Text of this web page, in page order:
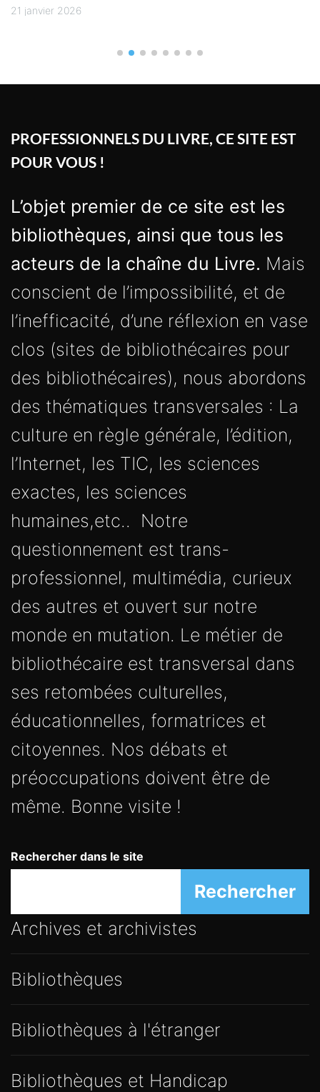
21 janvier 2026
PROFESSIONNELS DU LIVRE, CE SITE EST
POUR VOUS !
L’objet premier de ce site est les
bibliothèques, ainsi que tous les
acteurs de la chaîne du Livre. Mais
conscient de l’impossibilité, et de
l’inefficacité, d’une réflexion en vase
clos (sites de bibliothécaires pour
des bibliothécaires), nous abordons
des thématiques transversales : La
culture en règle générale, l’édition,
l’Internet, les TIC, les sciences
exactes, les sciences
humaines,etc.. Notre
questionnement est trans-
professionnel, multimédia, curieux
des autres et ouvert sur notre
monde en mutation. Le métier de
bibliothécaire est transversal dans
ses retombées culturelles,
éducationnelles, formatrices et
citoyennes. Nos débats et
préoccupations doivent être de
même. Bonne visite !
Rechercher dans le site
Rechercher
Archives et archivistes
Bibliothèques
Bibliothèques à l'étranger
Bibliothèques et Handicap